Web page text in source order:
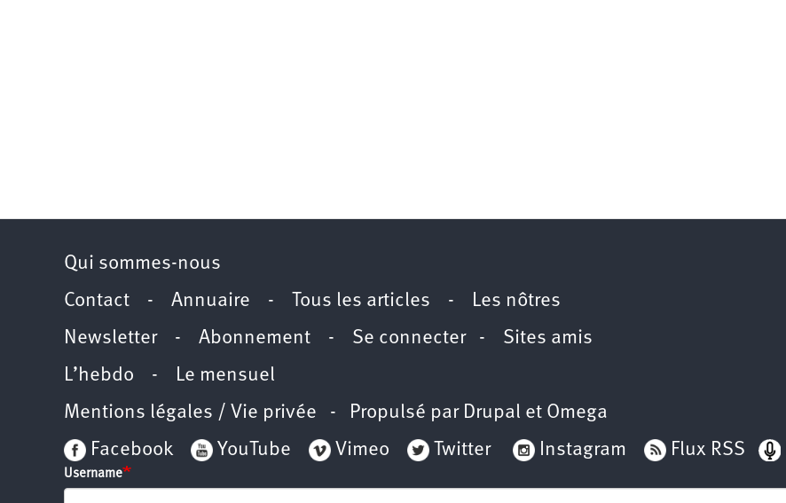
Qui sommes-nous
Contact - Annuaire - Tous les articles - Les nôtres
Newsletter- Abonnement - Se connecter- Sites amis
L’hebdo - Le mensuel
Mentions légales / Vie privée - Propulsé par Drupal et Omega
Facebook
YouTube Vimeo Twitter Instagram Flux RSS
Username